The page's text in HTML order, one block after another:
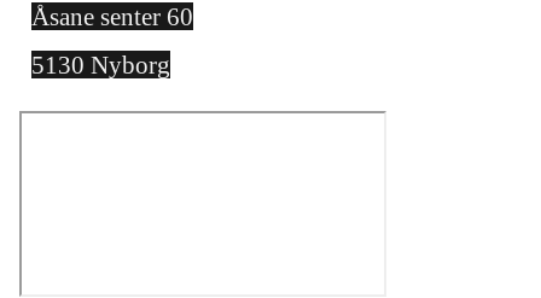
Åsane senter 60
5130 Nyborg